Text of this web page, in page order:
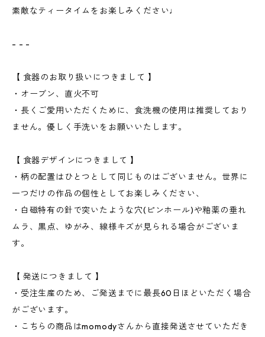
素敵なティータイムをお楽しみください♩
- - -
【 食器のお取り扱いにつきまして 】
・オーブン、直火不可
・長くご愛用いただくために、食洗機の使用は推奨しており
ません。優しく手洗いをお願いいたします。
【 食器デザインにつきまして 】
・柄の配置はひとつとして同じものはございません。世界に
一つだけの作品の個性としてお楽しみください、
・白磁特有の針で突いたような穴(ピンホール)や釉薬の垂れ
ムラ、黒点、ゆがみ、線様キズが見られる場合がございま
す。
【 発送につきまして 】
・受注生産のため、ご発送までに最長60日ほどいただく場合
がございます。
・こちらの商品はmomodyさんから直接発送させていただき